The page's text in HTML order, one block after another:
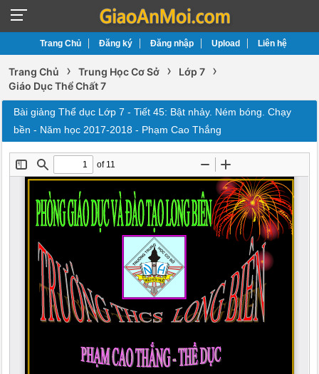
Trang Chủ Đăng ký Đăng nhập Upload Liên hệ
Trang Chủ › Trung Học Cơ Sở › Lớp 7 ›
Giáo Dục Thể Chất 7
Bài giảng Thể dục Lớp 7 - Tiết 45: Bật nhảy. Ném bóng. Chạy
bền - Năm học 2017-2018 - Phạm Cao Thắng